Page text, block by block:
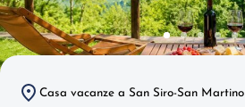
Casa vacanze a San Siro-San Martino